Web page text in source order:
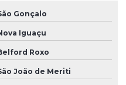
Gonçalo
Iguaçu
Roxo
João de Meriti